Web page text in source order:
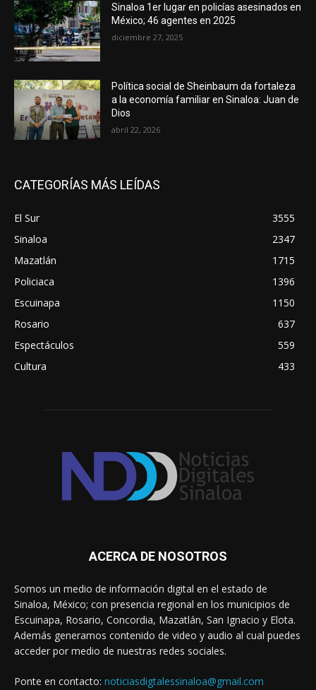
Sinaloa 1er lugar en policías asesinados en
México; 46 agentes en 2025
diciembre 27, 2025
Política social de Sheinbaum da fortaleza
a la economía familiar en Sinaloa: Juan de
Dios
abril 22, 2026
CATEGORÍAS MÁS LEÍDAS
El Sur
3555
Sinaloa
2347
Mazatlán
1715
Policiaca
1396
Escuinapa
1150
Rosario
637
Espectáculos
559
Cultura
433
ACERCA DE NOSOTROS
Somos un medio de información digital en el estado de
Sinaloa, México; con presencia regional en los municipios de
Escuinapa, Rosario, Concordia, Mazatlán, San Ignacio y Elota.
Además generamos contenido de video y audio al cual puedes
acceder por medio de nuestras redes sociales.
Ponte en contacto: noticiasdigtalessinaloa@gmail.com